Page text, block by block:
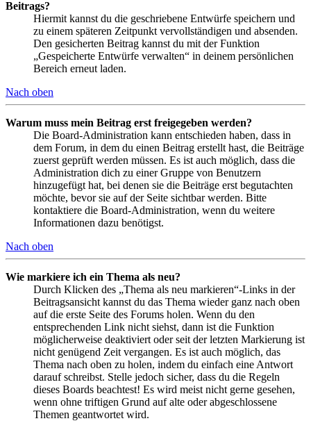
Beitrags?
Hiermit kannst du die geschriebene Entwürfe speichern und
zu einem späteren Zeitpunkt vervollständigen und absenden.
Den gesicherten Beitrag kannst du mit der Funktion
„Gespeicherte Entwürfe verwalten“ in deinem persönlichen
Bereich erneut laden.
Nach oben
Warum muss mein Beitrag erst freigegeben werden?
Die Board-Administration kann entschieden haben, dass in
dem Forum, in dem du einen Beitrag erstellt hast, die Beiträge
zuerst geprüft werden müssen. Es ist auch möglich, dass die
Administration dich zu einer Gruppe von Benutzern
hinzugefügt hat, bei denen sie die Beiträge erst begutachten
möchte, bevor sie auf der Seite sichtbar werden. Bitte
kontaktiere die Board-Administration, wenn du weitere
Informationen dazu benötigst.
Nach oben
Wie markiere ich ein Thema als neu?
Durch Klicken des „Thema als neu markieren“-Links in der
Beitragsansicht kannst du das Thema wieder ganz nach oben
auf die erste Seite des Forums holen. Wenn du den
entsprechenden Link nicht siehst, dann ist die Funktion
möglicherweise deaktiviert oder seit der letzten Markierung ist
nicht genügend Zeit vergangen. Es ist auch möglich, das
Thema nach oben zu holen, indem du einfach eine Antwort
darauf schreibst. Stelle jedoch sicher, dass du die Regeln
dieses Boards beachtest! Es wird meist nicht gerne gesehen,
wenn ohne triftigen Grund auf alte oder abgeschlossene
Themen geantwortet wird.